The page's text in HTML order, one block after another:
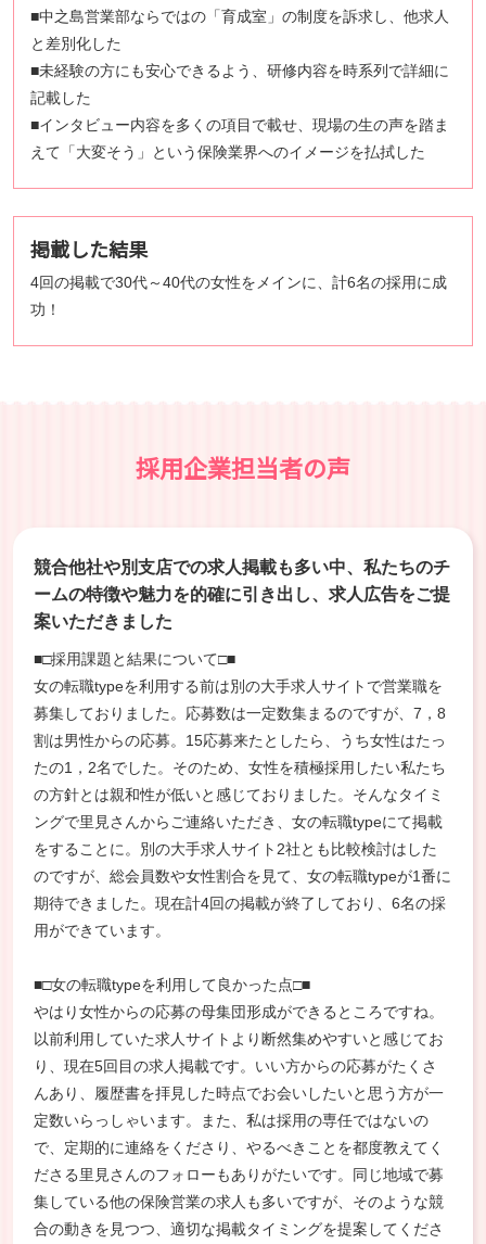
■中之島営業部ならではの「育成室」の制度を訴求し、他求人
と差別化した
■未経験の方にも安心できるよう、研修内容を時系列で詳細に
記載した
■インタビュー内容を多くの項目で載せ、現場の生の声を踏ま
えて「大変そう」という保険業界へのイメージを払拭した
掲載した結果
4回の掲載で30代～40代の女性をメインに、計6名の採用に成
功！
採用企業担当者の声
競合他社や別支店での求人掲載も多い中、私たちのチ
ームの特徴や魅力を的確に引き出し、求人広告をご提
案いただきました
■□採用課題と結果について□■
女の転職typeを利用する前は別の大手求人サイトで営業職を
募集しておりました。応募数は一定数集まるのですが、7，8
割は男性からの応募。15応募来たとしたら、うち女性はたっ
たの1，2名でした。そのため、女性を積極採用したい私たち
の方針とは親和性が低いと感じておりました。そんなタイミ
ングで里見さんからご連絡いただき、女の転職typeにて掲載
をすることに。別の大手求人サイト2社とも比較検討はした
のですが、総会員数や女性割合を見て、女の転職typeが1番に
期待できました。現在計4回の掲載が終了しており、6名の採
用ができています。
■□女の転職typeを利用して良かった点□■
やはり女性からの応募の母集団形成ができるところですね。
以前利用していた求人サイトより断然集めやすいと感じてお
り、現在5回目の求人掲載です。いい方からの応募がたくさ
んあり、履歴書を拝見した時点でお会いしたいと思う方が一
定数いらっしゃいます。また、私は採用の専任ではないの
で、定期的に連絡をくださり、やるべきことを都度教えてく
ださる里見さんのフォローもありがたいです。同じ地域で募
集している他の保険営業の求人も多いですが、そのような競
合の動きを見つつ、適切な掲載タイミングを提案してくださ